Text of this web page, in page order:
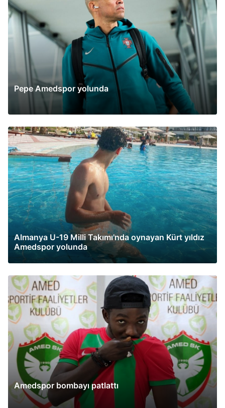
Pepe Amedspor yolunda
Almanya U-19 Milli Takımı'nda oynayan Kürt yıldız
Amedspor yolunda
Amedspor bombayı patlattı